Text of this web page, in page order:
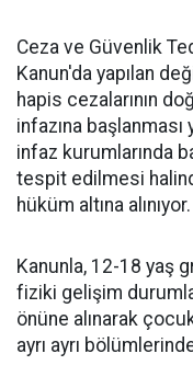
Ceza ve Güvenlik
Kanun'da yapılan
hapis cezalarının
infazına
infaz kurumlarında
tespit edilmesi
hüküm altına alınıyor.
Kanunla, 12-18 yaş
fiziki gelişim
önüne alınarak
ayrı ayrı